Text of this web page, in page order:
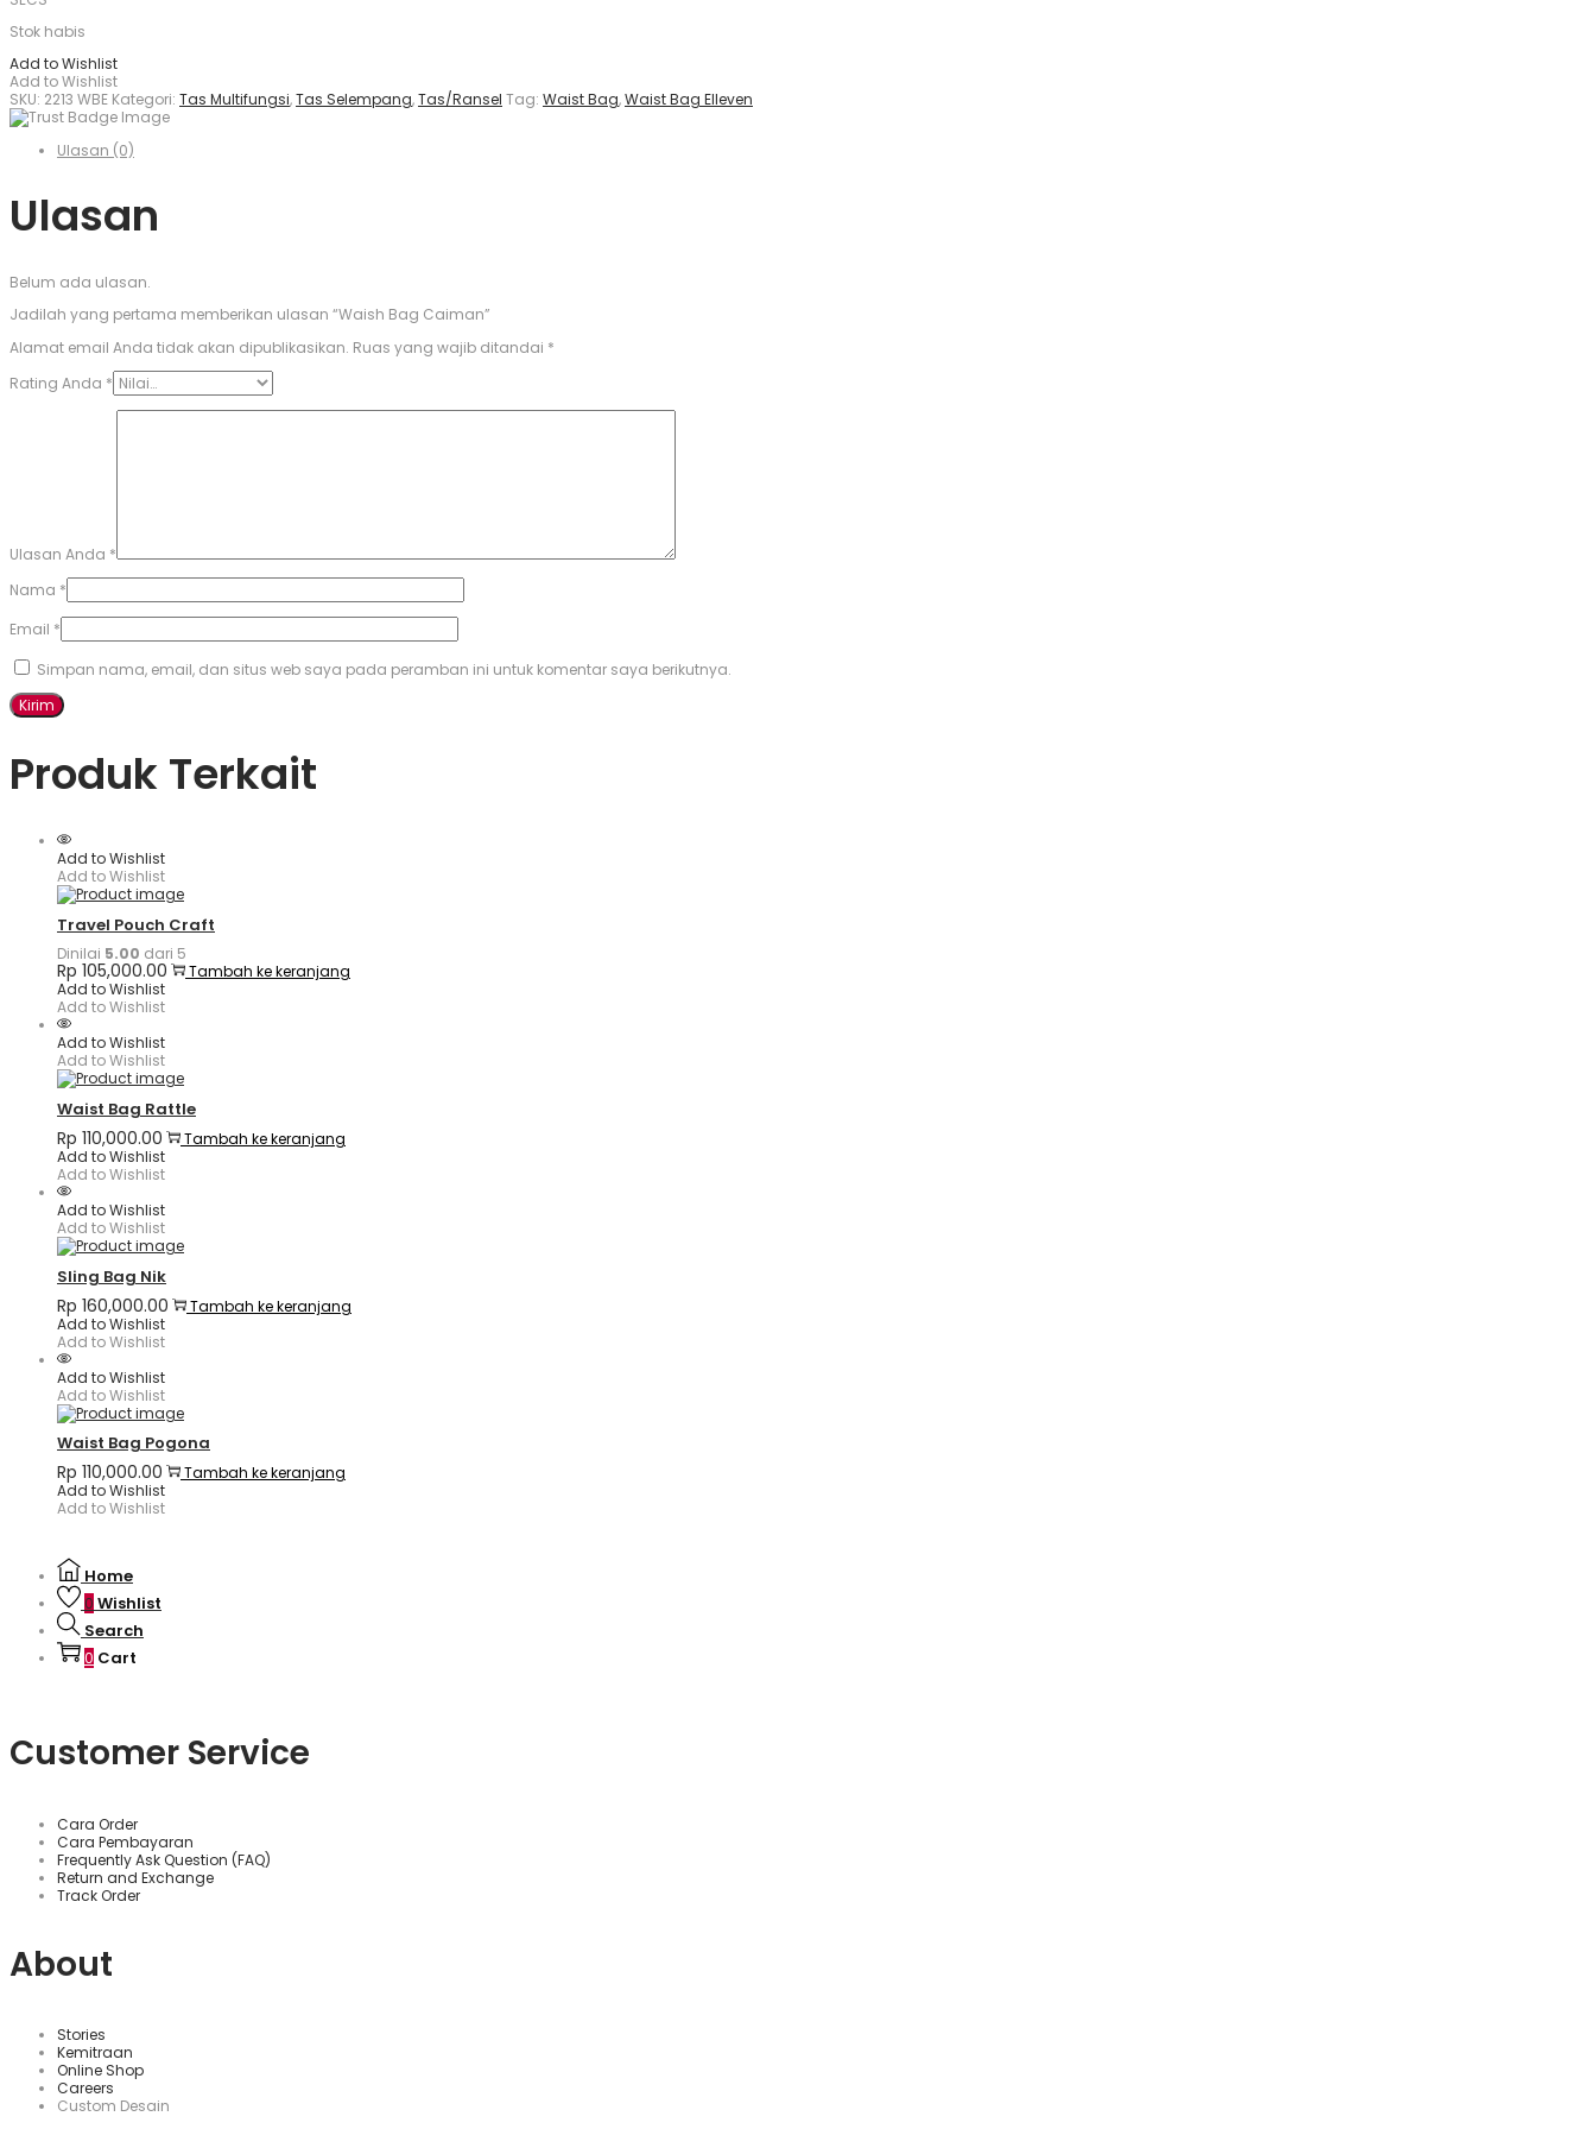
Stok habis
Add to Wishlist
Add to Wishlist
SKU: 2213 WBE Kategori: Tas Multifungsi,Tas Selempang,Tas/Ransel Tag: Waist Bag,Waist Bag Elleven
Ulasan (0)
Ulasan
Belum ada ulasan.
Jadilah yang pertama memberikan ulasan “Waish Bag Caiman”
Alamat email Anda tidak akan dipublikasikan. Ruas yang wajib ditandai *
Rating Anda *
Ulasan Anda *
Nama *
Email *
Simpan nama, email, dan situs web saya pada peramban ini untuk komentar saya berikutnya.
Produk Terkait
Add to Wishlist
Add to Wishlist
Travel Pouch Craft
Dinilai 5.00 dari 5
Rp 105,000.00
Tambah ke keranjang
Add to Wishlist
Add to Wishlist
Add to Wishlist
Add to Wishlist
Waist Bag Rattle
Rp 110,000.00
Tambah ke keranjang
Add to Wishlist
Add to Wishlist
Add to Wishlist
Add to Wishlist
Sling Bag Nik
Rp 160,000.00
Tambah ke keranjang
Add to Wishlist
Add to Wishlist
Add to Wishlist
Add to Wishlist
Waist Bag Pogona
Rp 110,000.00
Tambah ke keranjang
Add to Wishlist
Add to Wishlist
Home
0 Wishlist
Search
0 Cart
Customer Service
Cara Order
Cara Pembayaran
Frequently Ask Question (FAQ)
Return and Exchange
Track Order
About
Stories
Kemitraan
Online Shop
Careers
Custom Desain